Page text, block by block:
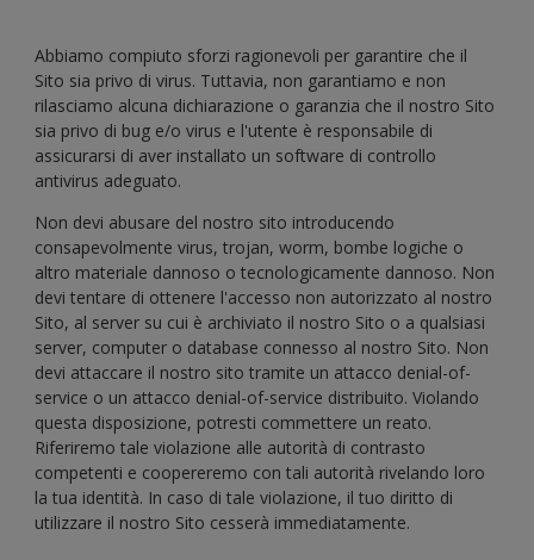
Abbiamo compiuto sforzi ragionevoli per garantire che il
Sito sia privo di virus. Tuttavia, non garantiamo e non
rilasciamo alcuna dichiarazione o garanzia che il nostro Sito
sia privo di bug e/o virus e l'utente è responsabile di
assicurarsi di aver installato un software di controllo
antivirus adeguato.
Non devi abusare del nostro sito introducendo
consapevolmente virus, trojan, worm, bombe logiche o
altro materiale dannoso o tecnologicamente dannoso. Non
devi tentare di ottenere l'accesso non autorizzato al nostro
Sito, al server su cui è archiviato il nostro Sito o a qualsiasi
server, computer o database connesso al nostro Sito. Non
devi attaccare il nostro sito tramite un attacco denial-of-
service o un attacco denial-of-service distribuito. Violando
questa disposizione, potresti commettere un reato.
Riferiremo tale violazione alle autorità di contrasto
competenti e coopereremo con tali autorità rivelando loro
la tua identità. In caso di tale violazione, il tuo diritto di
utilizzare il nostro Sito cesserà immediatamente.